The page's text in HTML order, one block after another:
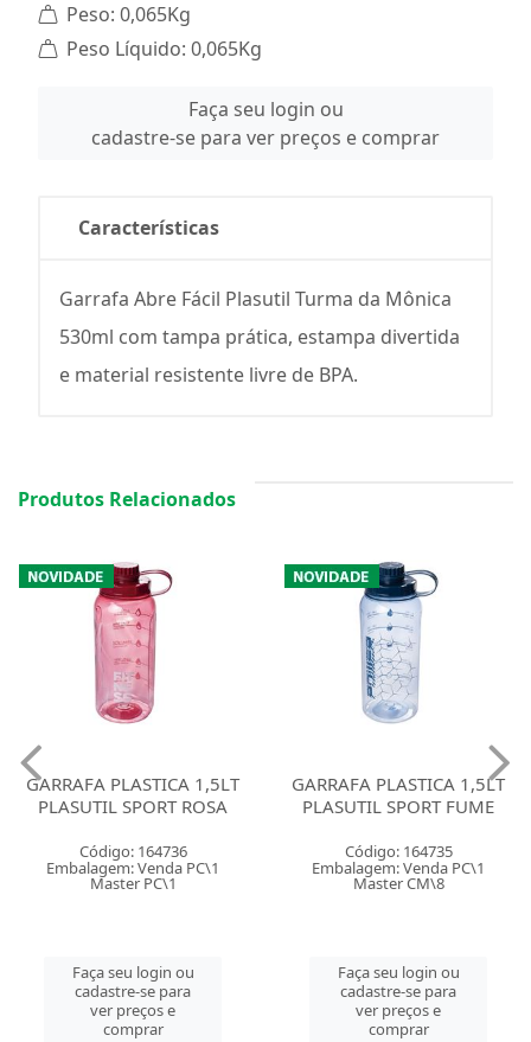
Peso: 0,065Kg
Peso Líquido: 0,065Kg
Faça seu login ou
cadastre-se para ver preços e comprar
Características
Garrafa Abre Fácil Plasutil Turma da Mônica
530ml com tampa prática, estampa divertida
e material resistente livre de BPA.
Produtos Relacionados
GARRAFA PLASTICA 1,5LT
PLASUTIL SPORT ROSA
Código: 164736
Embalagem: Venda PC\1
Master PC\1
Faça seu login ou
cadastre-se para
ver preços e
comprar
GARRAFA PLASTICA 1,5LT
PLASUTIL SPORT FUME
Código: 164735
Embalagem: Venda PC\1
Master CM\8
Faça seu login ou
cadastre-se para
ver preços e
comprar